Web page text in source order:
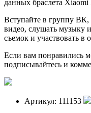
данных браслета
Вступайте в группу ВК,
видео, слушать музыку
съемок и участвовать в
Если вам понравились
подписывайтесь и
Артикул: 111153